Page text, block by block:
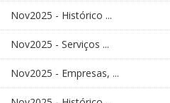
Nov2025 - Histórico ...
Nov2025 - Serviços ...
Nov2025 - Empresas, ...